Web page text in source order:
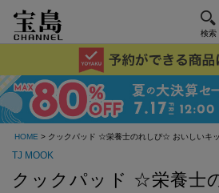
検索
HOME > クックパッド ☆栄養士のれしぴ☆ おいしいキ
TJ MOOK
クックパッド ☆栄養士